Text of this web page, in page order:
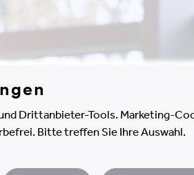
Drittanbieter-Tools. Marketing-
Bitte treffen Sie Ihre Auswahl.